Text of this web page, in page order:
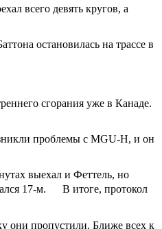
всего девять кругов, а
остановилась на трассе в
сгорания уже в Канаде.
проблемы с MGU-H, и он
выехал и Феттель, но
17-м. В итоге, протокол
они пропустили. Ближе всех к